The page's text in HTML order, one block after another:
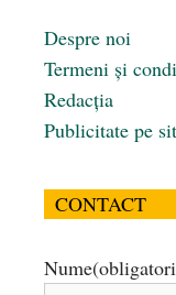
Despre noi
Termeni și
Redacția
Publicitate pe
CONTACT
Nume